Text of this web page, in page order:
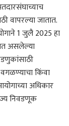
वापरल्या जातात.
1 जुलै 2025 हा
असलेल्या
वगळण्याचा किंवा
अधिकार
निवडणूक